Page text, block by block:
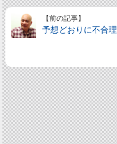
【前の記事】
予想どおりに不合理